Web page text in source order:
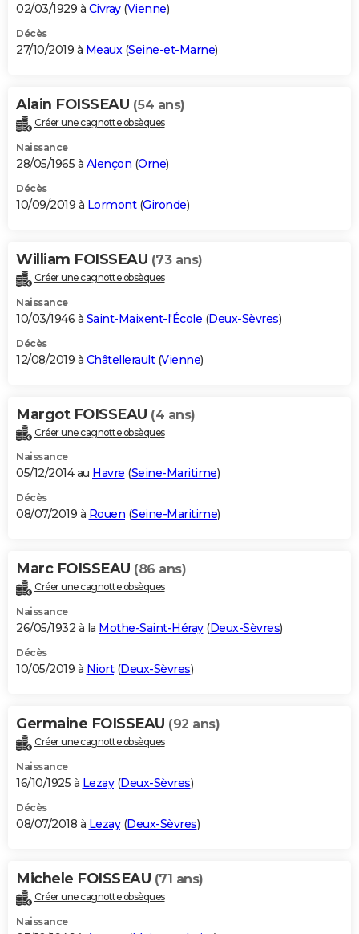
02/03/1929 à Civray(Vienne)
Décès
27/10/2019 à Meaux(Seine-et-Marne)
Alain FOISSEAU (54 ans)
Créer une cagnotte obsèques
Naissance
28/05/1965 à Alençon (Orne)
Décès
10/09/2019 à Lormont(Gironde)
William FOISSEAU (73 ans)
Créer une cagnotte obsèques
Naissance
10/03/1946 à Saint-Maixent-l'École (Deux-Sèvres)
Décès
12/08/2019 à Châtellerault(Vienne)
Margot FOISSEAU (4 ans)
Créer une cagnotte obsèques
Naissance
05/12/2014 au Havre (Seine-Maritime)
Décès
08/07/2019 à Rouen (Seine-Maritime)
Marc FOISSEAU (86 ans)
Créer une cagnotte obsèques
Naissance
26/05/1932 à la Mothe-Saint-Héray(Deux-Sèvres)
Décès
10/05/2019 à Niort(Deux-Sèvres)
Germaine FOISSEAU (92 ans)
Créer une cagnotte obsèques
Naissance
16/10/1925 à Lezay(Deux-Sèvres)
Décès
08/07/2018 à Lezay(Deux-Sèvres)
Michele FOISSEAU (71 ans)
Créer une cagnotte obsèques
Naissance